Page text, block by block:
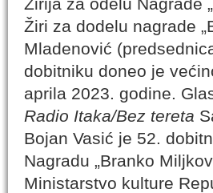
Žiri za dodelu nagrade
Mladenović
dobitniku doneo je
aprila 2023. godine.
Radio Itaka/Bez tereta
Bojan Vasić je 52.
Nagradu „Branko
Ministarstvo kulture